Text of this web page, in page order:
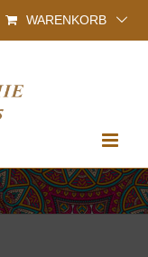
WARENKORB